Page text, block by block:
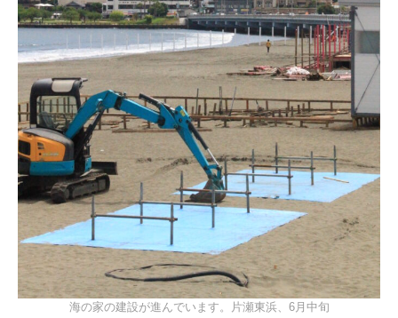
海の家の建設が進んでいます。片瀬東浜、6月中旬